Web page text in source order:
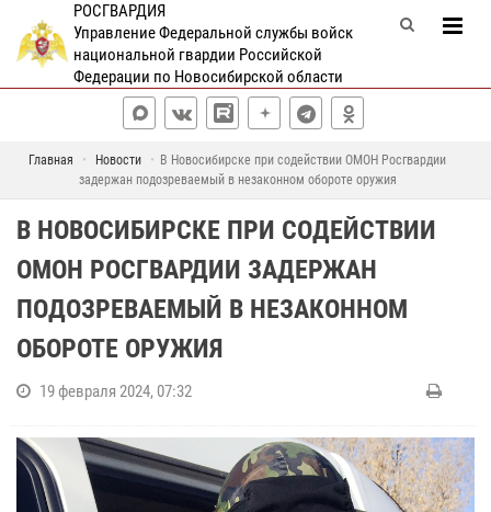
РОСГВАРДИЯ
Управление Федеральной службы войск
национальной гвардии Российской
Федерации по Новосибирской области
Главная Новости
В Новосибирске при содействии ОМОН Росгвардии
задержан подозреваемый в незаконном обороте оружия
В НОВОСИБИРСКЕ ПРИ СОДЕЙСТВИИ
ОМОН РОСГВАРДИИ ЗАДЕРЖАН
ПОДОЗРЕВАЕМЫЙ В НЕЗАКОННОМ
ОБОРОТЕ ОРУЖИЯ
19 февраля 2024, 07:32